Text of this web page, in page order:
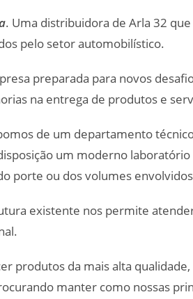
. Uma distribuidora de Arla 32
pelo setor automobilístico.
preparada para novos
na entrega de produtos e
de um departamento
um moderno
porte ou dos volumes
existente nos permite
produtos da mais alta
manter como nossas